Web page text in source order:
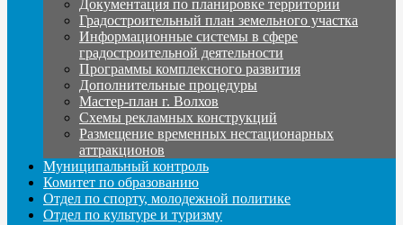
Документация по планировке территории
Градостроительный план земельного участка
Информационные системы в сфере
градостроительной деятельности
Программы комплексного развития
Дополнительные процедуры
Мастер-план г. Волхов
Схемы рекламных конструкций
Размещение временных нестационарных
аттракционов
Муниципальный контроль
Комитет по образованию
Отдел по спорту, молодежной политике
Отдел по культуре и туризму